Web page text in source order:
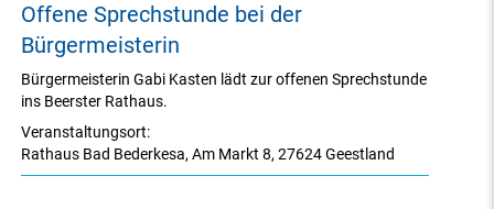
Offene Sprechstunde bei der
Bürgermeisterin
Veranstaltungsort:
Rathaus Bad Bederkesa,Am Markt 8,27624 Geestland
Bürgermeisterin Gabi Kasten lädt zur offenen Sprechstunde
ins Beerster Rathaus.